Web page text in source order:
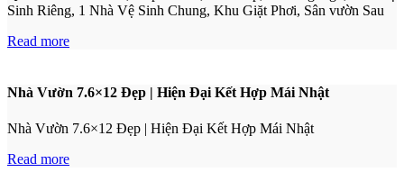
Sinh Riêng, 1 Nhà Vệ Sinh Chung, Khu Giặt Phơi, Sân vườn Sau
Read more
Nhà Vườn 7.6×12 Đẹp | Hiện Đại Kết Hợp Mái Nhật
Nhà Vườn 7.6×12 Đẹp | Hiện Đại Kết Hợp Mái Nhật
Read more